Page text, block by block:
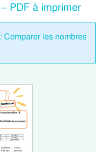
PDF à imprimer
Comparer les nombres